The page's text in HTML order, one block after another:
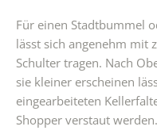
Für einen Stadtbummel
lässt sich angenehm mit
Schulter tragen. Nach
sie kleiner erscheinen
eingearbeiteten
Shopper verstaut werden.